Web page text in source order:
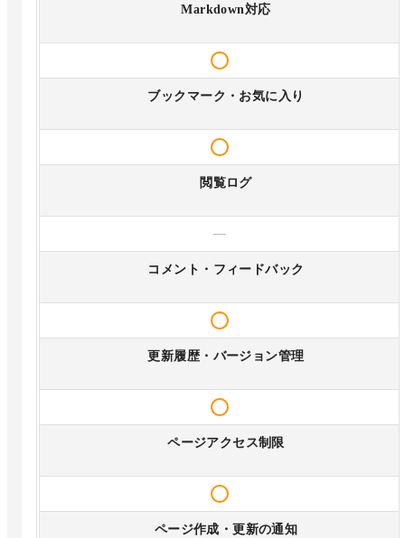
Markdown対応
ブックマーク・お気に入り
閲覧ログ
—
コメント・フィードバック
更新履歴・バージョン管理
ページアクセス制限
ページ作成・更新の通知